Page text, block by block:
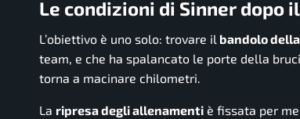
Le condizioni di Sinner dopo
L’obiettivo è uno solo: trovare il bandolo
team, e che ha spalancato le porte della
torna a macinare chilometri.
La ripresa degli allenamenti è fissata per